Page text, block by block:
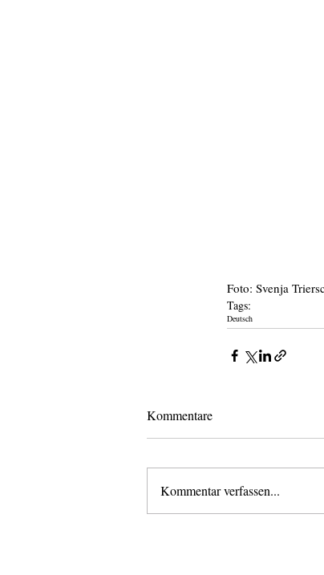
Foto: Svenja
Tags:
Deutsch
Kommentare
Kommentar verfassen...